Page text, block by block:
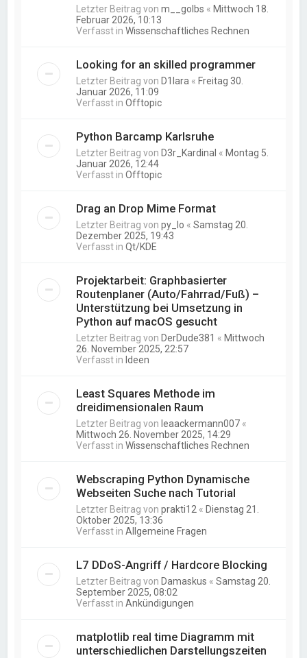
Letzter Beitrag vonm__golbs « Mittwoch 18.
Februar 2026, 10:13
Verfasst inWissenschaftliches Rechnen
Looking for an skilled programmer
Letzter Beitrag von D1lara « Freitag 30.
Januar 2026, 11:09
Verfasst inOfftopic
Python Barcamp Karlsruhe
Letzter Beitrag von D3r_Kardinal « Montag 5.
Januar 2026, 12:44
Verfasst inOfftopic
Drag an Drop Mime Format
Letzter Beitrag vonpy_lo «Samstag 20.
Dezember 2025, 19:43
Verfasst inQt/KDE
Projektarbeit: Graphbasierter
Routenplaner (Auto/Fahrrad/Fuß) –
Unterstützung bei Umsetzung in
Python auf macOS gesucht
Letzter Beitrag von DerDude381 « Mittwoch
26. November 2025, 22:57
Verfasst in Ideen
Least Squares Methode im
dreidimensionalen Raum
Letzter Beitrag von leaackermann007 «
Mittwoch 26. November 2025, 14:29
Verfasst inWissenschaftliches Rechnen
Webscraping Python Dynamische
Webseiten Suche nach Tutorial
Letzter Beitrag vonprakti12 « Dienstag 21.
Oktober 2025, 13:36
Verfasst inAllgemeine Fragen
L7 DDoS-Angriff / Hardcore Blocking
Letzter Beitrag von Damaskus «Samstag 20.
September 2025, 08:02
Verfasst inAnkündigungen
matplotlib real time Diagramm mit
unterschiedlichen Darstellungszeiten